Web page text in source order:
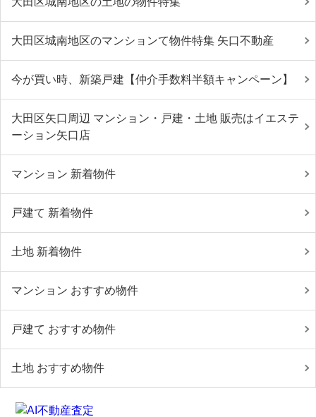
大田区城南地区のマンションて物件特集 矢口不動産
今が買い時、新築戸建【仲介手数料半額キャンペーン】
大田区矢口周辺 マンション・戸建・土地 販売はイエステ
ーション矢口店
マンション 新着物件
戸建て 新着物件
土地 新着物件
マンション おすすめ物件
戸建て おすすめ物件
土地 おすすめ物件